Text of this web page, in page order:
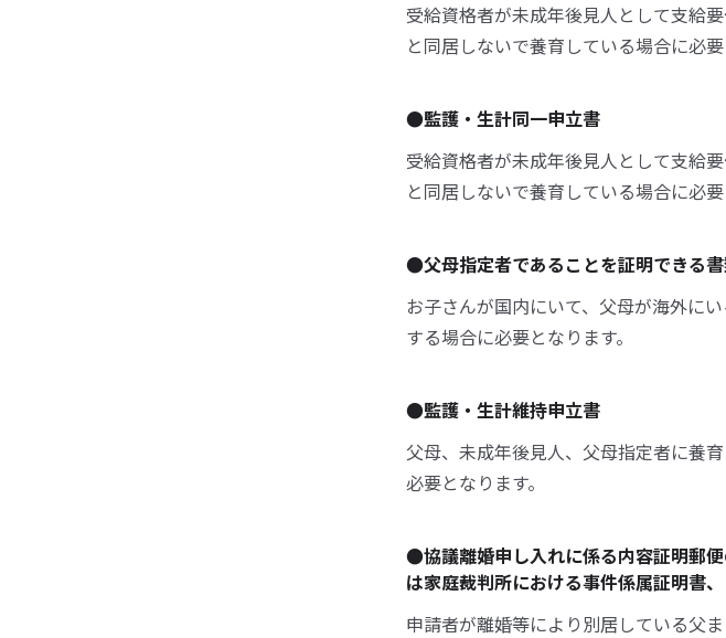
受給資格者が未成年後見人として支給
と同居しないで養育している場合に必要
●監護・生計同一申立書
受給資格者が未成年後見人として支給
と同居しないで養育している場合に必要
●父母指定者であることを証明できる
お子さんが国内にいて、父母が海外に
する場合に必要となります。
●監護・生計維持申立書
父母、未成年後見人、父母指定者に養
必要となります。
●協議離婚申し入れに係る内容証明郵
は家庭裁判所における事件係属証明書
申請者が離婚等により別居している父